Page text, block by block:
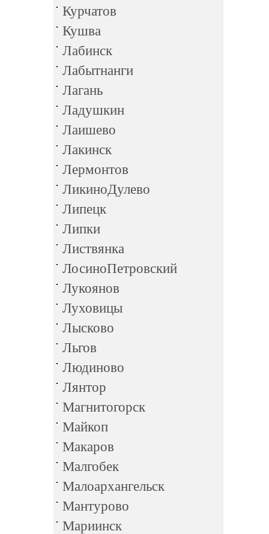
Курчатов
Кушва
Лабинск
Лабытнанги
Лагань
Ладушкин
Лаишево
Лакинск
Лермонтов
ЛикиноДулево
Липецк
Липки
Листвянка
ЛосиноПетровский
Лукоянов
Луховицы
Лысково
Льгов
Людиново
Лянтор
Магнитогорск
Майкоп
Макаров
Малгобек
Малоархангельск
Мантурово
Мариинск